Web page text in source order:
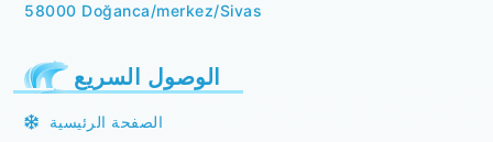
58000 Doğanca/merkez/Sivas
الوصول السريع
الصفحة الرئيسية